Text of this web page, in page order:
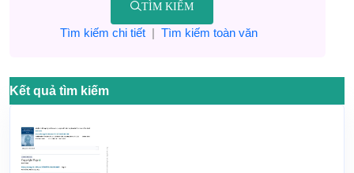
TÌM KIẾM
Tìm kiếm chi tiết| Tìm kiếm toàn văn
Kết quả tìm kiếm